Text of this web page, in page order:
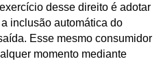
desse direito é adotar
a inclusão automática do
Esse mesmo consumidor
momento mediante